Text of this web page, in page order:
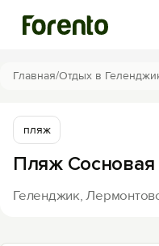
Войти
Избранное
История
Главная/Отдых в
пляж
Пляж
Геленджик,